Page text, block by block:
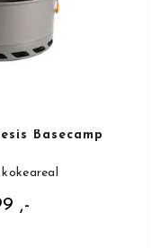
Basecamp
,-